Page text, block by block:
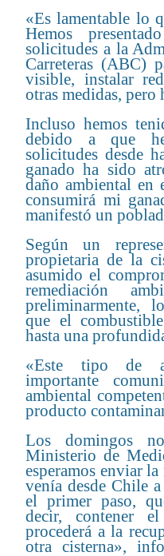
«Es lamentable lo
Hemos
solicitudes a la
Carreteras (ABC)
visible, instalar
otras medidas, pero
Incluso hemos
debido a que
solicitudes desde
ganado ha sido
daño ambiental en
consumirá mi
manifestó un
Según un
propietaria de la
asumido el
remediación
preliminarmente,
que el
hasta una
«Este tipo de
importante
ambiental
producto
Los domingos
Ministerio de
esperamos enviar
venía desde Chile
el primer paso,
decir, contener
procederá a la
otra cisterna»,